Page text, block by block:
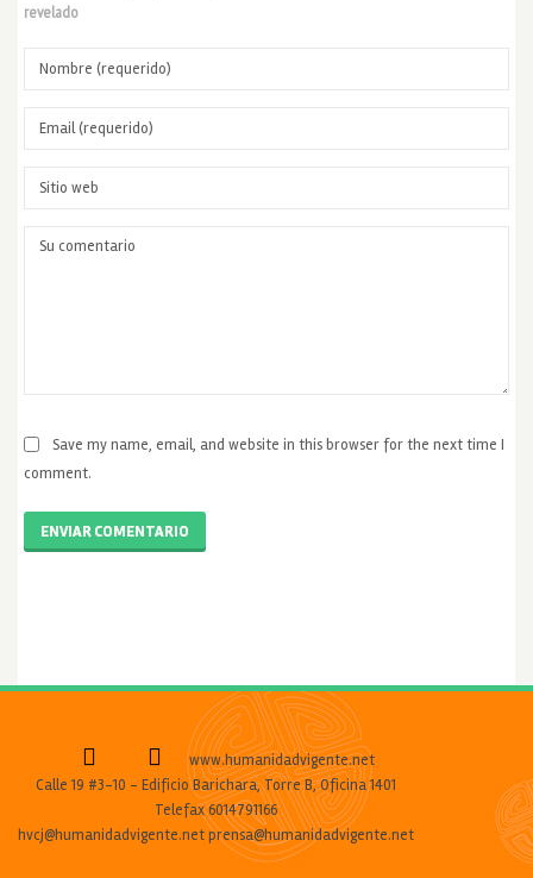
revelado
Save my name, email, and website in this browser for the next time I
comment.
ENVIAR COMENTARIO
www.humanidadvigente.net
Calle 19 #3-10 - Edificio Barichara, Torre B, Oficina 1401
Telefax 6014791166
hvcj@humanidadvigente.net prensa@humanidadvigente.net